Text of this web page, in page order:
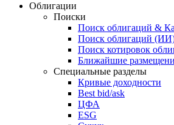
Облигации
Поиски
Поиск облигаций &
Поиск облигаций
Поиск котировок
Ближайшие
Специальные разделы
Кривые доходности
Best bid/ask
ЦФА
ESG